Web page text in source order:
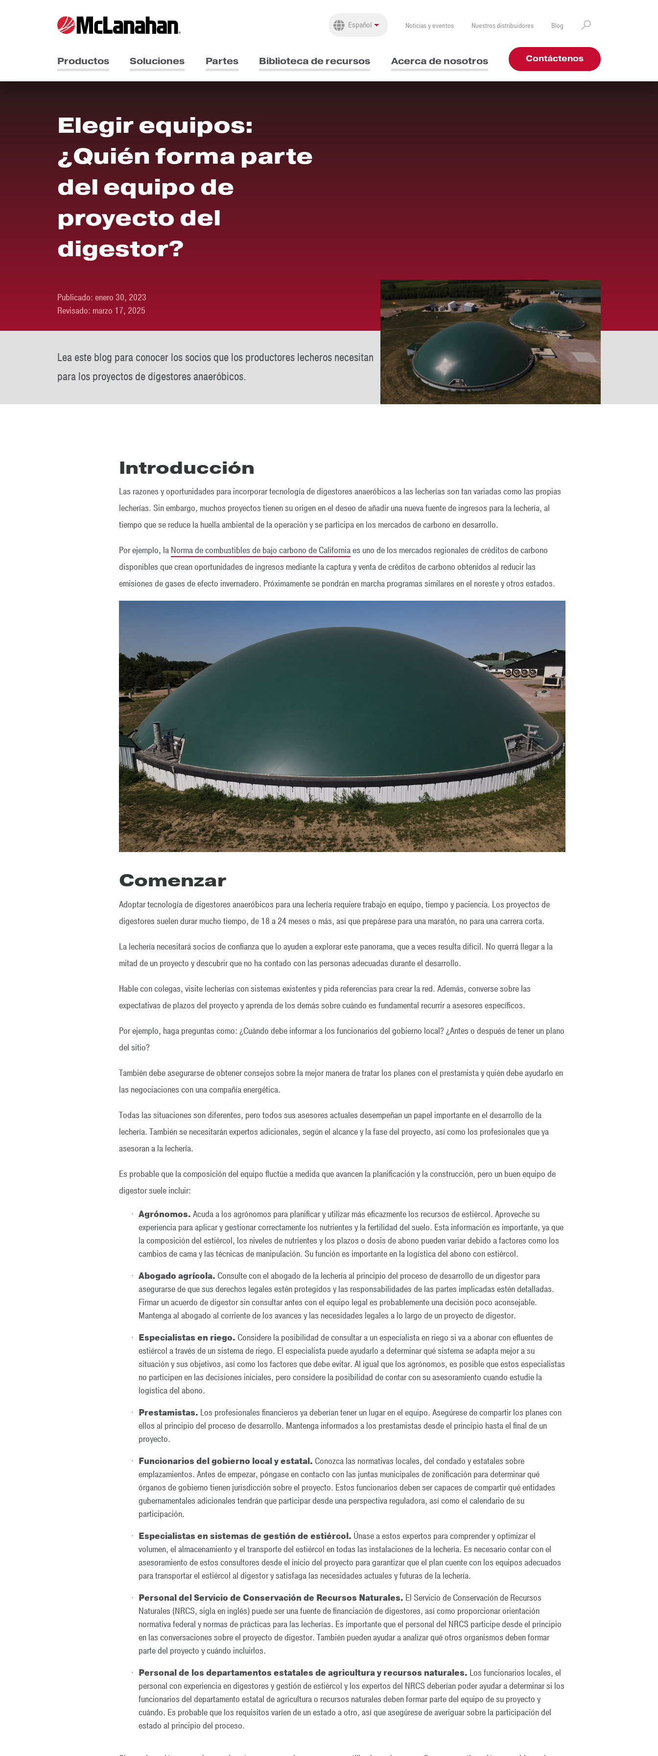
Noticias y eventos Nuestros distribuidores Blog
Productos Soluciones Partes Biblioteca de recursos Acerca de nosotros Contáctenos
Elegir equipos:
¿Quién forma parte
del equipo de
proyecto del
digestor?
Publicado: enero 30, 2023
Revisado: marzo 17, 2025
Lea este blog para conocer los socios que los productores lecheros necesitan
para los proyectos de digestores anaeróbicos.
Introducción
Las razones y oportunidades para incorporar tecnología de digestores anaeróbicos a las lecherías son tan variadas como las propias
lecherías. Sin embargo, muchos proyectos tienen su origen en el deseo de añadir una nueva fuente de ingresos para la lechería, al
tiempo que se reduce la huella ambiental de la operación y se participa en los mercados de carbono en desarrollo.
Por ejemplo, la Norma de combustibles de bajo carbono de Californiaes uno de los mercados regionales de créditos de carbono
disponibles que crean oportunidades de ingresos mediante la captura y venta de créditos de carbono obtenidos al reducir las
emisiones de gases de efecto invernadero. Próximamente se pondrán en marcha programas similares en el noreste y otros estados.
Comenzar
Adoptar tecnología de digestores anaeróbicos para una lechería requiere trabajo en equipo, tiempo y paciencia. Los proyectos de
digestores suelen durar mucho tiempo, de 18 a 24 meses o más, así que prepárese para una maratón, no para una carrera corta.
La lechería necesitará socios de confianza que lo ayuden a explorar este panorama, que a veces resulta difícil. No querrá llegar a la
mitad de un proyecto y descubrir que no ha contado con las personas adecuadas durante el desarrollo.
Hable con colegas, visite lecherías con sistemas existentes y pida referencias para crear la red. Además, converse sobre las
expectativas de plazos del proyecto y aprenda de los demás sobre cuándo es fundamental recurrir a asesores específicos.
Por ejemplo, haga preguntas como: ¿Cuándo debe informar a los funcionarios del gobierno local? ¿Antes o después de tener un plano
del sitio?
También debe asegurarse de obtener consejos sobre la mejor manera de tratar los planes con el prestamista y quién debe ayudarlo en
las negociaciones con una compañía energética.
Todas las situaciones son diferentes, pero todos sus asesores actuales desempeñan un papel importante en el desarrollo de la
lechería. También se necesitarán expertos adicionales, según el alcance y la fase del proyecto, así como los profesionales que ya
asesoran a la lechería.
Es probable que la composición del equipo fluctúe a medida que avancen la planificación y la construcción, pero un buen equipo de
digestor suele incluir:
Agrónomos. Acuda a los agrónomos para planificar y utilizar más eficazmente los recursos de estiércol. Aproveche su
experiencia para aplicar y gestionar correctamente los nutrientes y la fertilidad del suelo. Esta información es importante, ya que
la composición del estiércol, los niveles de nutrientes y los plazos o dosis de abono pueden variar debido a factores como los
cambios de cama y las técnicas de manipulación. Su función es importante en la logística del abono con estiércol.
Abogado agrícola. Consulte con el abogado de la lechería al principio del proceso de desarrollo de un digestor para
asegurarse de que sus derechos legales estén protegidos y las responsabilidades de las partes implicadas estén detalladas.
Firmar un acuerdo de digestor sin consultar antes con el equipo legal es probablemente una decisión poco aconsejable.
Mantenga al abogado al corriente de los avances y las necesidades legales a lo largo de un proyecto de digestor.
Especialistas en riego. Considere la posibilidad de consultar a un especialista en riego si va a abonar con efluentes de
estiércol a través de un sistema de riego. El especialista puede ayudarlo a determinar qué sistema se adapta mejor a su
situación y sus objetivos, así como los factores que debe evitar. Al igual que los agrónomos, es posible que estos especialistas
no participen en las decisiones iniciales, pero considere la posibilidad de contar con su asesoramiento cuando estudie la
logística del abono.
Prestamistas. Los profesionales financieros ya deberían tener un lugar en el equipo. Asegúrese de compartir los planes con
ellos al principio del proceso de desarrollo. Mantenga informados a los prestamistas desde el principio hasta el final de un
proyecto.
Funcionarios del gobierno local y estatal. Conozca las normativas locales, del condado y estatales sobre
emplazamientos. Antes de empezar, póngase en contacto con las juntas municipales de zonificación para determinar qué
órganos de gobierno tienen jurisdicción sobre el proyecto. Estos funcionarios deben ser capaces de compartir qué entidades
gubernamentales adicionales tendrán que participar desde una perspectiva reguladora, así como el calendario de su
participación.
Especialistas en sistemas de gestión de estiércol. Únase a estos expertos para comprender y optimizar el
volumen, el almacenamiento y el transporte del estiércol en todas las instalaciones de la lechería. Es necesario contar con el
asesoramiento de estos consultores desde el inicio del proyecto para garantizar que el plan cuente con los equipos adecuados
para transportar el estiércol al digestor y satisfaga las necesidades actuales y futuras de la lechería.
Personal del Servicio de Conservación de Recursos Naturales. El Servicio de Conservación de Recursos
Naturales (NRCS, sigla en inglés) puede ser una fuente de financiación de digestores, así como proporcionar orientación
normativa federal y normas de prácticas para las lecherías. Es importante que el personal del NRCS participe desde el principio
en las conversaciones sobre el proyecto de digestor. También pueden ayudar a analizar qué otros organismos deben formar
parte del proyecto y cuándo incluirlos.
Personal de los departamentos estatales de agricultura y recursos naturales. Los funcionarios locales, el
personal con experiencia en digestores y gestión de estiércol y los expertos del NRCS deberían poder ayudar a determinar si los
funcionarios del departamento estatal de agricultura o recursos naturales deben formar parte del equipo de su proyecto y
cuándo. Es probable que los requisitos varíen de un estado a otro, así que asegúrese de averiguar sobre la participación del
estado al principio del proceso.